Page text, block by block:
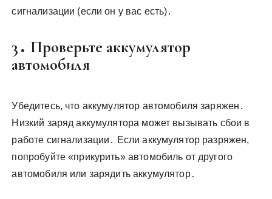
сигнализации (если он у вас есть)․
3․ Проверьте аккумулятор
автомобиля
Убедитесь, что аккумулятор автомобиля заряжен․
Низкий заряд аккумулятора может вызывать сбои в
работе сигнализации․ Если аккумулятор разряжен,
попробуйте «прикурить» автомобиль от другого
автомобиля или зарядить аккумулятор․